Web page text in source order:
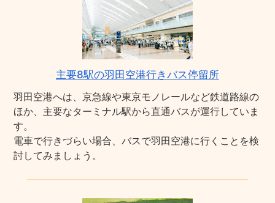
主要8駅の羽田空港行きバス停留所
羽田空港へは、京急線や東京モノレールなど鉄道路線の
ほか、主要なターミナル駅から直通バスが運行していま
す。
電車で行きづらい場合、バスで羽田空港に行くことを検
討してみましょう。